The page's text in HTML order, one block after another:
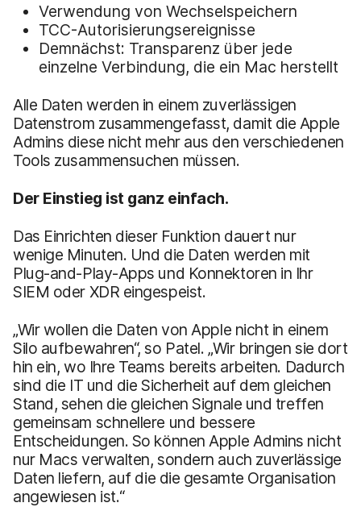
Verwendung von Wechselspeichern
TCC-Autorisierungsereignisse
Demnächst: Transparenz über jede
einzelne Verbindung, die ein Mac herstellt
Alle Daten werden in einem zuverlässigen
Datenstrom zusammengefasst, damit die Apple
Admins diese nicht mehr aus den verschiedenen
Tools zusammensuchen müssen.
Der Einstieg ist ganz einfach.
Das Einrichten dieser Funktion dauert nur
wenige Minuten. Und die Daten werden mit
Plug-and-Play-Apps und Konnektoren in Ihr
SIEM oder XDR eingespeist.
„Wir wollen die Daten von Apple nicht in einem
Silo aufbewahren“, so Patel. „Wir bringen sie dort
hin ein, wo Ihre Teams bereits arbeiten. Dadurch
sind die IT und die Sicherheit auf dem gleichen
Stand, sehen die gleichen Signale und treffen
gemeinsam schnellere und bessere
Entscheidungen. So können Apple Admins nicht
nur Macs verwalten, sondern auch zuverlässige
Daten liefern, auf die die gesamte Organisation
angewiesen ist.“